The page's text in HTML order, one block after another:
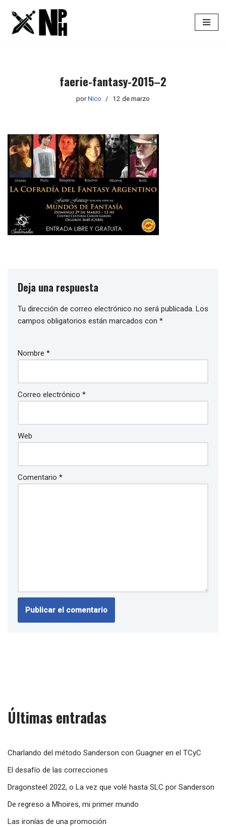
Saltar
faerie-fantasy-2015–2
porNico 12 de marzo
Deja una respuesta
Tu dirección de correo electrónico no será publicada. Los
campos obligatorios están marcados con *
Nombre *
Correo electrónico *
Web
Comentario *
Últimas entradas
Charlando del método Sanderson con Guagner en el TCyC
El desafío de las correcciones
Dragonsteel 2022, o La vez que volé hasta SLC por Sanderson
De regreso a Mhoires, mi primer mundo
Las ironías de una promoción